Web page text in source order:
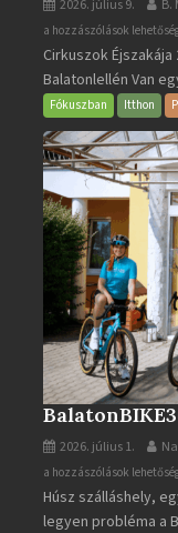
2026. július 9. B.
Cirkuszok
Éjszakája
2026
bejegyzéshez
a hozzászólások
Cirkuszok
Balatonlellén Van
Fókuszban Itthon
2026. július 1.
BalatonBIKE365
bejegyzéshez
a hozzászólások
Húsz szálláshely,
legyen probléma a